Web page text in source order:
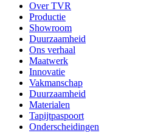
Over TVR
Productie
Showroom
Duurzaamheid
Ons verhaal
Maatwerk
Innovatie
Vakmanschap
Duurzaamheid
Materialen
Tapijtpaspoort
Onderscheidingen